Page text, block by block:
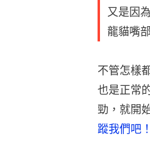
又是因
龍貓嘴
不管怎樣
也是正常
勁，就開
蹤我們吧！